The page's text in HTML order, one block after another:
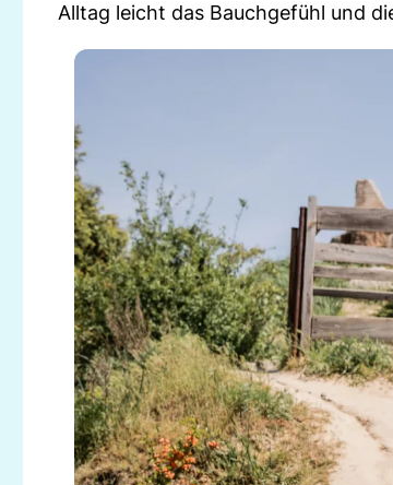
Alltag leicht das Bauchgefühl und